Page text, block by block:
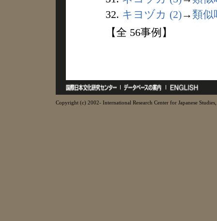
32. キヨヅカ (2)→ 類似
【全 56事例】
Copyright (c) 2002- International Research Center for Japanese